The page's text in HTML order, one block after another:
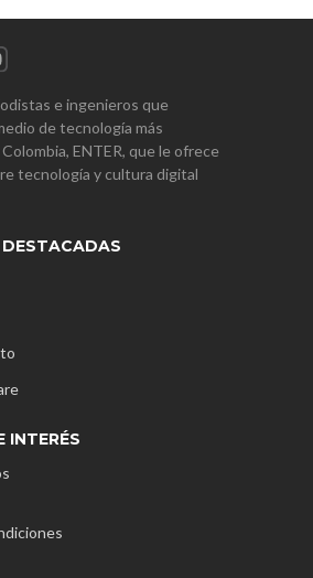
e ingenieros que
de tecnología más
ENTER, que le ofrece
tecnología y cultura digital
DESTACADAS
INTERÉS